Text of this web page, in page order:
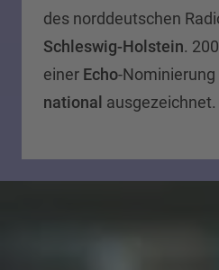
des norddeutschen
Schleswig-Holstein.
einer Echo-Nominierung
national ausgezeichnet.